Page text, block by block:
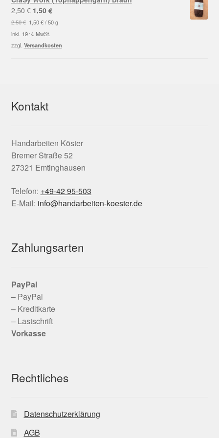
2,50€ Ursprünglicher
Preis
war:
2,50 €
1,50 €Aktueller
Preis
1,50 €.
2,50€ 1,50€/50 g
inkl. 19 % MwSt.
zzgl. Versandkosten
Kontakt
Handarbeiten Köster
Bremer Straße 52
27321 Emtinghausen
Telefon: +49-42 95-503
E-Mail: info@handarbeiten-koester.de
Zahlungsarten
PayPal
– PayPal
– Kreditkarte
– Lastschrift
Vorkasse
Rechtliches
Datenschutzerklärung
AGB